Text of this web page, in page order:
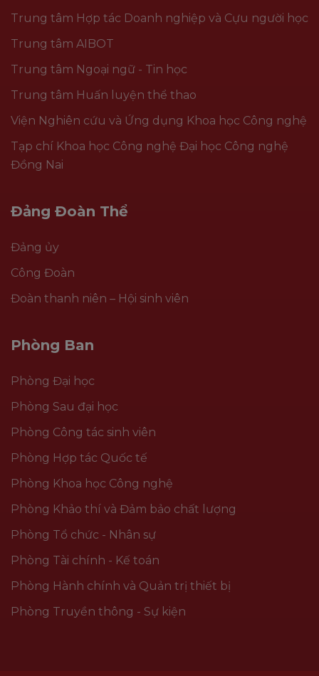
Trung tâm Hợp tác Doanh nghiệp và Cựu người học
Trung tâm AIBOT
Trung tâm Ngoại ngữ - Tin học
Trung tâm Huấn luyện thể thao
Viện Nghiên cứu và Ứng dụng Khoa học Công nghệ
Tạp chí Khoa học Công nghệ Đại học Công nghệ
Đồng Nai
Đảng Đoàn Thể
Đảng ủy
Công Đoàn
Đoàn thanh niên – Hội sinh viên
Phòng Ban
Phòng Đại học
Phòng Sau đại học
Phòng Công tác sinh viên
Phòng Hợp tác Quốc tế
Phòng Khoa học Công nghệ
Phòng Khảo thí và Đảm bảo chất lượng
Phòng Tổ chức - Nhân sự
Phòng Tài chính - Kế toán
Phòng Hành chính và Quản trị thiết bị
Phòng Truyền thông - Sự kiện